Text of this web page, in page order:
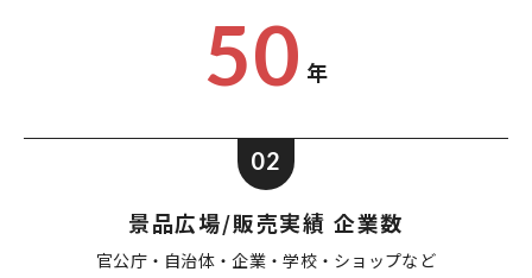
50 年
02
景品広場/販売実績 企業数
官公庁・自治体・企業・学校・ショップなど